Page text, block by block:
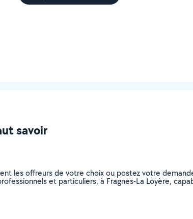
savoir
les offreurs de votre choix ou postez votre
et particuliers, à Fragnes-La Loyère,